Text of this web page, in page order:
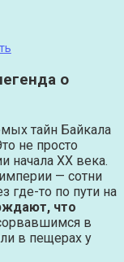
о
тайн Байкала
не просто
начала XX века.
— сотни
где-то по пути на
что
в
в пещерах у